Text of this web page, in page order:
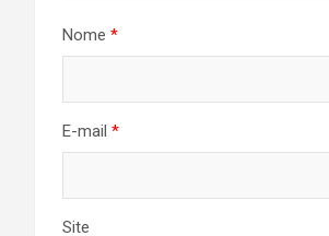
Nome *
E-mail *
Site